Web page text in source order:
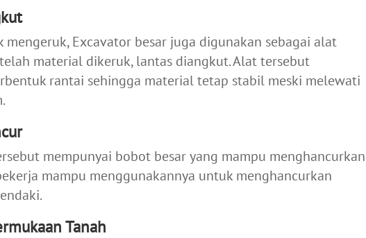
Excavator besar juga digunakan sebagai alat
material dikeruk, lantas diangkut. Alat tersebut
rantai sehingga material tetap stabil meski melewati
mempunyai bobot besar yang mampu menghancurkan
mampu menggunakannya untuk menghancurkan
Tanah